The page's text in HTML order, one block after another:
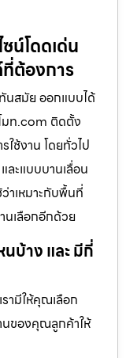
น์โดดเด่น
ต้องการ
นสมัย ออกแบบได้
มท.com ติดตั้ง
ใช้งาน โดยทั่วไป
ละแบบบานเลื่อน
าเหมาะกับพื้นที่
นเลือกอีกด้วย
บ้าง และ มีกี่
ามีให้คุณเลือก
นของคุณลูกค้าให้